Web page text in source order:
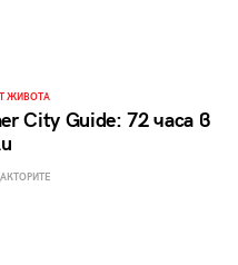
ЖИВОТА
City Guide: 72 часа в